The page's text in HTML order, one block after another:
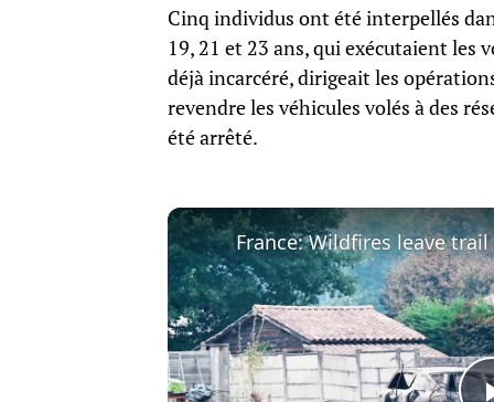
Cinq individus ont été interpellés
19, 21 et 23 ans, qui exécutaient les
déjà incarcéré, dirigeait les
revendre les véhicules volés à des
été arrêté.